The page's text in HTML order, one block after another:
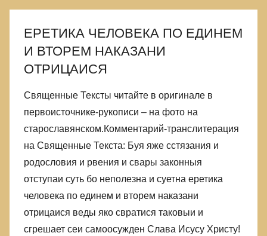
ЕРЕТИКА ЧЕЛОВЕКА ПО ЕДИНЕМ
И ВТОРЕМ НАКАЗАНИ
ОТРИЦАИСЯ
Священные Тексты читайте в оригинале в
первоисточнике-рукописи – на фото на
старославянском.Комментарий-транслитерация
на Священные Текста: Буя яже сстязания и
родословия и рвения и свары законныя
отступаи суть бо неполезна и суетна еретика
человека по единем и вторем наказани
отрицаися веды яко свратися таковыи и
сгрешает сеи самоосужден Слава Исусу Христу!